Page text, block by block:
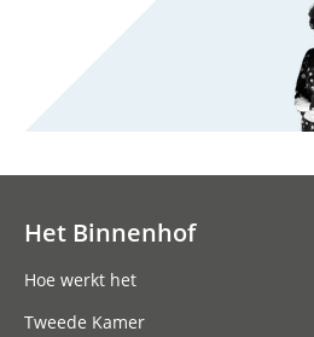
Het Binnenhof
Hoe werkt het
Tweede Kamer